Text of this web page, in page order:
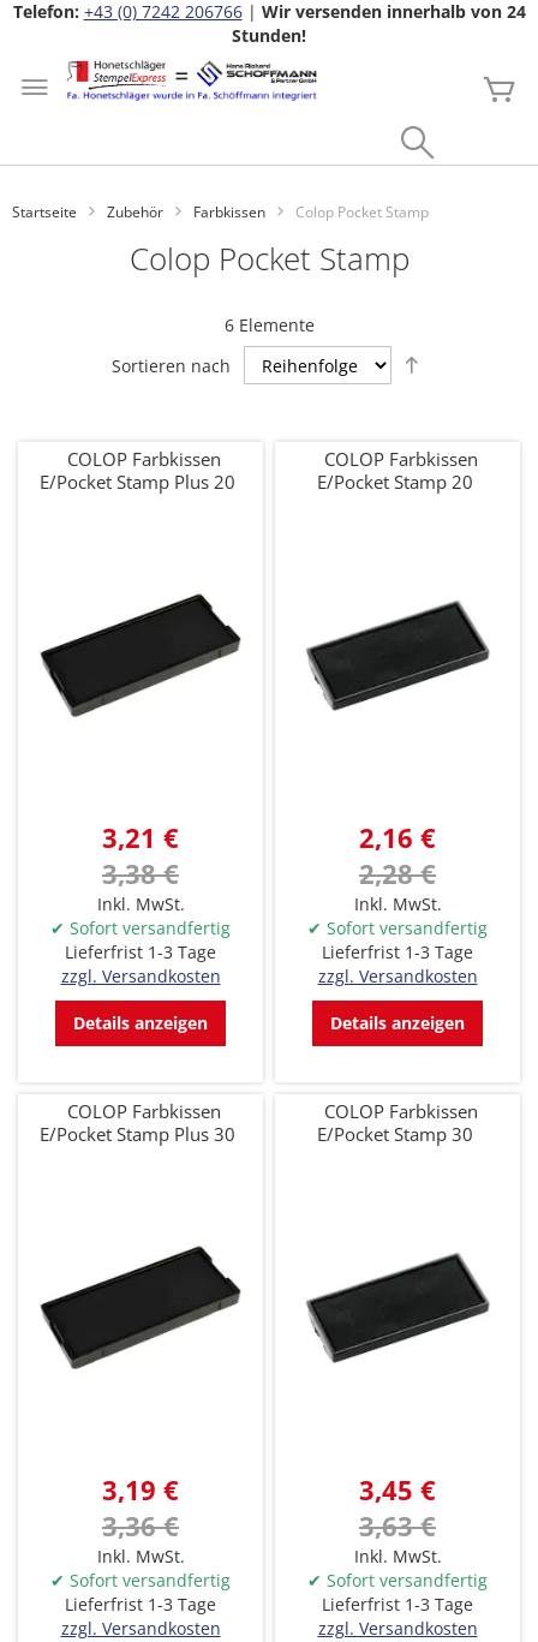
Telefon: +43 (0) 7242 206766| Wir versenden innerhalb von 24
Stunden!
Zum
Inhalt
springen
Startseite Zubehör Farbkissen Colop Pocket Stamp
Colop Pocket Stamp
6Elemente
Sortieren nach
COLOP Farbkissen
E/Pocket Stamp Plus 20
3,21 €
3,38 €
Inkl. MwSt.
✔ Sofort versandfertig
Lieferfrist 1-3 Tage
zzgl. Versandkosten
Details anzeigen
COLOP Farbkissen
E/Pocket Stamp 20
2,16 €
2,28 €
Inkl. MwSt.
✔ Sofort versandfertig
Lieferfrist 1-3 Tage
zzgl. Versandkosten
Details anzeigen
COLOP Farbkissen
E/Pocket Stamp Plus 30
3,19 €
3,36 €
Inkl. MwSt.
✔ Sofort versandfertig
Lieferfrist 1-3 Tage
zzgl. Versandkosten
COLOP Farbkissen
E/Pocket Stamp 30
3,45 €
3,63 €
Inkl. MwSt.
✔ Sofort versandfertig
Lieferfrist 1-3 Tage
zzgl. Versandkosten